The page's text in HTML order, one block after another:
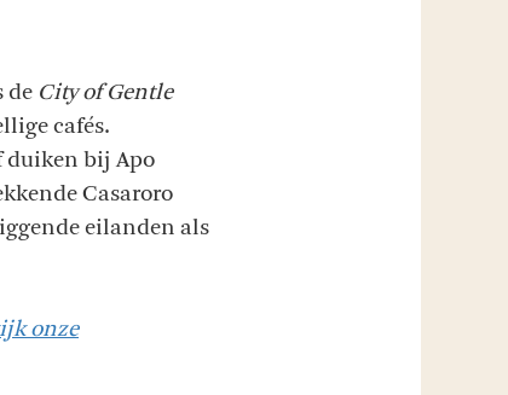
de City of Gentle
cafés.
duiken bij Apo
Casaroro
eilanden als
onze